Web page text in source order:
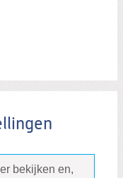
bekijken en,